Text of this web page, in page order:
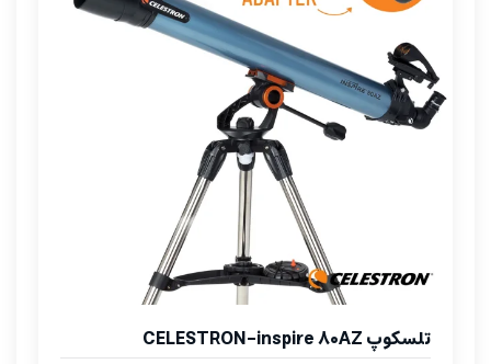
تلسکوپ CELESTRON-inspire 80AZ